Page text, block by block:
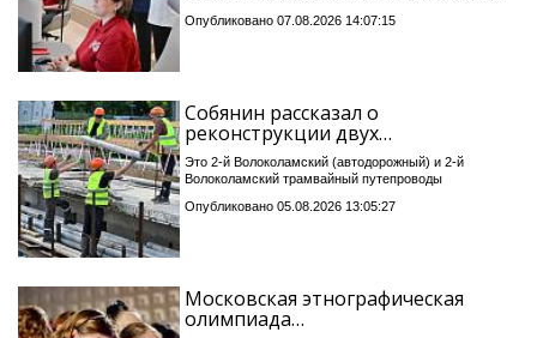
Опубликовано 07.08.2026 14:07:15
Собянин рассказал о
реконструкции двух…
Это 2-й Волоколамский (автодорожный) и 2-й
Волоколамский трамвайный путепроводы
Опубликовано 05.08.2026 13:05:27
Московская этнографическая
олимпиада…